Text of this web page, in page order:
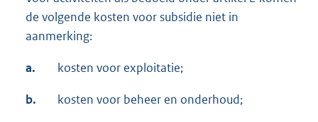
de volgende kosten voor subsidie niet in
aanmerking:
a. kosten voor exploitatie;
b. kosten voor beheer en onderhoud;